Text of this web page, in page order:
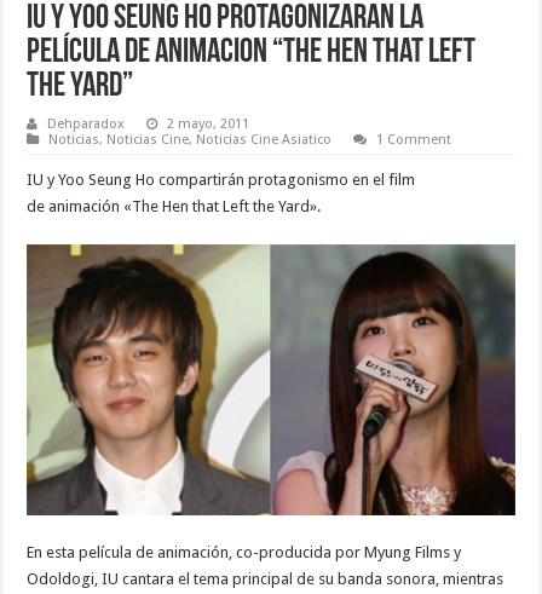
IU y Yoo Seung Ho protagonizaran la
película de animacion “The Hen that Left
the Yard”
Dehparadox
2 mayo, 2011
Noticias, Noticias Cine, Noticias Cine Asiatico 1 Comment
IU y Yoo Seung Ho compartirán protagonismo en el film
de animación «The Hen that Left the Yard».
En esta película de animación, co-producida por Myung Films y
Odoldogi, IU cantara el tema principal de su banda sonora, mientras